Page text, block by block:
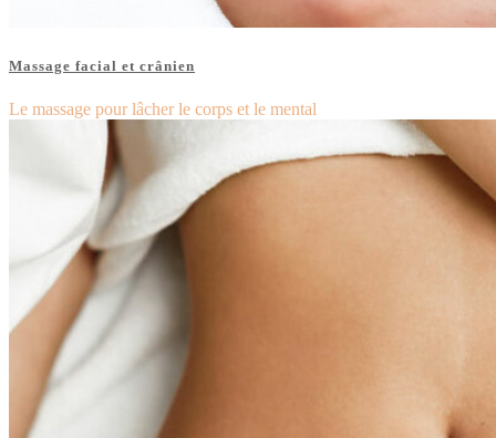
Massage facial et crânien
Le massage pour lâcher le corps et le mental